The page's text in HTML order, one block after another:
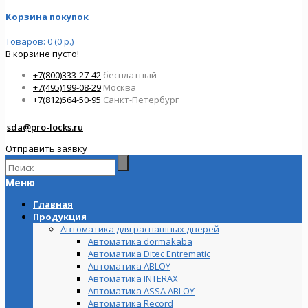
Корзина покупок
Товаров: 0 (0 р.)
В корзине пусто!
+7(800)333-27-42 бесплатный
+7(495)199-08-29 Москва
+7(812)564-50-95 Санкт-Петербург
sda@pro-locks.ru
Отправить заявку
Меню
Главная
Продукция
Автоматика для распашных дверей
Автоматика dormakaba
Автоматика Ditec Entrematic
Автоматика ABLOY
Автоматика INTERAX
Автоматика ASSA ABLOY
Автоматика Record